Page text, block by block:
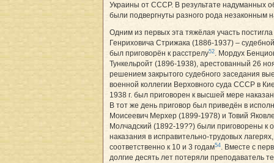
Украины от СССР. В результате надуманных
были подвергнуты разного рода незаконным
Одним из первых эта тяжёлая участь
Генриховича Стрижака (1886-1937) –
был приговорён к расстрелу52. Мордух
Тункельройт (1896-1938), арестованный 26
решением закрытого судебного заседания
военной коллегии Верховного суда СССР в
1938 г. был приговорен к высшей мере
В тот же день приговор был приведён в
Моисеевич Мерхер (1899-1978) и Товий
Молчадский (1892-19??) были приговорены к
наказания в исправительно-трудовых лагерях,
соответственно к 10 и 3 годам54. Вместе с
долгие десять лет потеряли преподаватель